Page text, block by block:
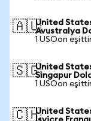
🇦🇺United
Avustralya
1 USOon
🇸🇬United
Singapur
1 USOon
🇨🇭United